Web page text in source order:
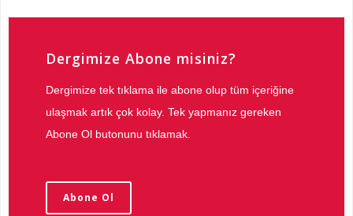
Dergimize Abone misiniz?
Dergimize tek tıklama ile abone olup tüm içeriğine
ulaşmak artık çok kolay. Tek yapmanız gereken
Abone Ol butonunu tıklamak.
Abone Ol